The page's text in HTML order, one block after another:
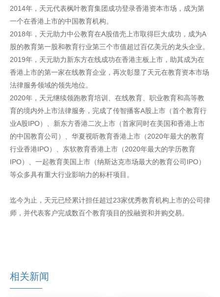
2014年，天元代表枫叶教育集团成功登录香港资本市场，成为第
一个在香港上市的中国教育机构。
2018年，天元助力中公教育在A股借壳上市取得巨大成功，成为A
股的教育第一股和教育行业第三个市值超过百亿美元的龙头企业。
2019年，天元助力新东方在线成功在香港主板上市，助其成为在
香港上市的第一家在线教育企业，再次彰显了天元在教育资本市场
法律服务领域的领先地位。
2020年，天元继续领跑教育培训、在线教育、职业教育和高等教
育的境内外上市法律服务，完成了传智播客A股上市（首个教育行
业A股IPO）、新东方香港二次上市（首家同时在美国和香港上市
的中国教育公司）、华夏视听教育香港上市（2020年最大的教育
行业香港IPO）、东软教育香港上市（2020年最大的学历教育
IPO）、一起教育美国上市（纳斯达克市场最大的教育公司IPO）
等众多具有重大行业影响力的标杆项目。
迄今为止，天元已经累计担任超过23家优秀教育机构上市的公司律
师，并代表客户完成数百个教育项目的投融资和并购交易。
相关新闻